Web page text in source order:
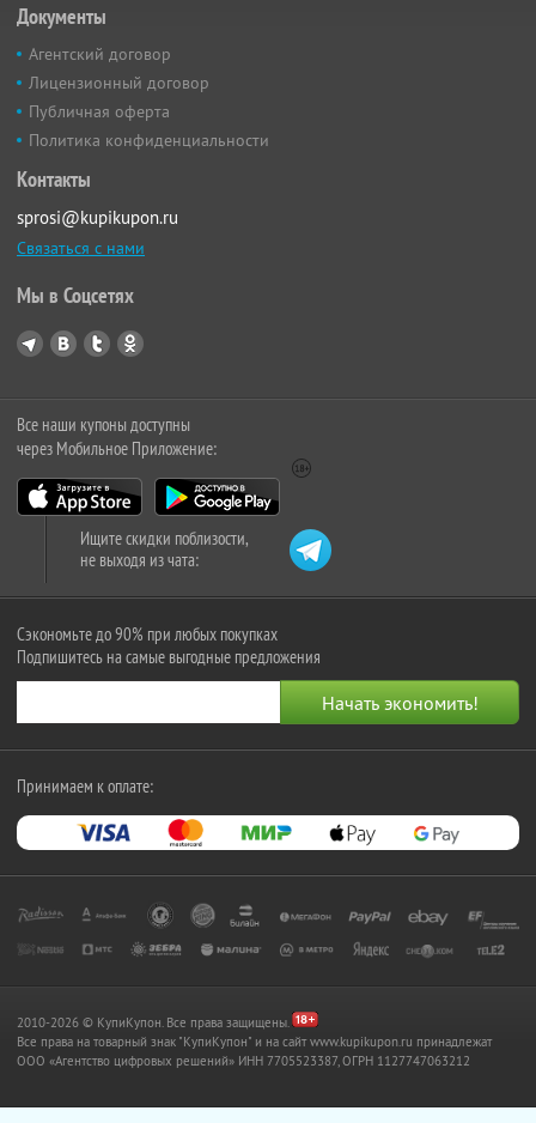
Документы
Агентский договор
Лицензионный договор
Публичная оферта
Политика конфиденциальности
Контакты
sprosi@kupikupon.ru
Связаться с нами
Мы в Соцсетях
Все наши купоны доступны
через Мобильное Приложение:
Ищите скидки поблизости,
не выходя из чата:
Сэкономьте до 90% при любых покупках
Подпишитесь на самые выгодные предложения
Принимаем к оплате:
2010-2026 © КупиКупон. Все права защищены.
Все права на товарный знак "КупиКупон" и на сайт www.kupikupon.ru принадлежат
OOO «Агентство цифровых решений» ИНН 7705523387, ОГРН 1127747063212